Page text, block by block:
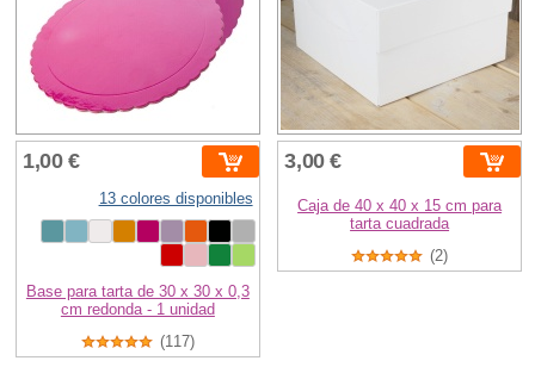
1,00 €
13 colores disponibles
Base para tarta de 30 x 30 x 0,3
cm redonda - 1 unidad
(117)
3,00 €
Caja de 40 x 40 x 15 cm para
tarta cuadrada
(2)